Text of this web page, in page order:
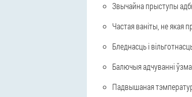
Звычайна прыступы
Частая ваніты, не якая
Бледнасць і
Балючыя адчуванні
Падвышаная